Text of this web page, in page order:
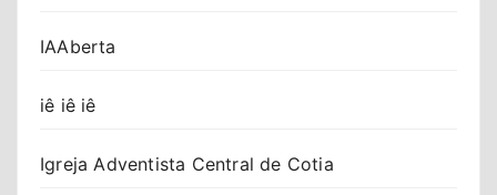
IAAberta
iê iê iê
Igreja Adventista Central de Cotia